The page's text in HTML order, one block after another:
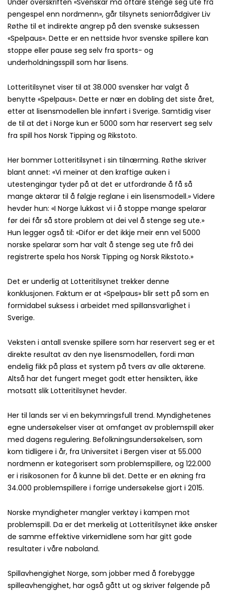
pengespel enn nordmenn», går tilsynets seniorrådgiver Liv
Røthe til et indirekte angrep på den svenske suksessen
«Spelpaus». Dette er en nettside hvor svenske spillere kan
stoppe eller pause seg selv fra sports- og
underholdningsspill som har lisens.
Lotteritilsynet viser til at 38.000 svensker har valgt å
benytte «Spelpaus». Dette er nær en dobling det siste året,
etter at lisensmodellen ble innført i Sverige. Samtidig viser
de til at det i Norge kun er 5000 som har reservert seg selv
fra spill hos Norsk Tipping og Rikstoto.
Her bommer Lotteritilsynet i sin tilnærming. Røthe skriver
blant annet: «Vi meiner at den kraftige auken i
utestengingar tyder på at det er utfordrande å få så
mange aktørar til å følgje reglane i ein lisensmodell.» Videre
hevder hun: «I Norge lukkast vi i å stoppe mange spelarar
før dei får så store problem at dei vel å stenge seg ute.»
Hun legger også til: «Difor er det ikkje meir enn vel 5000
norske spelarar som har valt å stenge seg ute frå dei
registrerte spela hos Norsk Tipping og Norsk Rikstoto.»
Det er underlig at Lotteritilsynet trekker denne
konklusjonen. Faktum er at «Spelpaus» blir sett på som en
formidabel suksess i arbeidet med spillansvarlighet i
Sverige.
Veksten i antall svenske spillere som har reservert seg er et
direkte resultat av den nye lisensmodellen, fordi man
endelig fikk på plass et system på tvers av alle aktørene.
Altså har det fungert meget godt etter hensikten, ikke
motsatt slik Lotteritilsynet hevder.
Her til lands ser vi en bekymringsfull trend. Myndighetenes
egne undersøkelser viser at omfanget av problemspill øker
med dagens regulering. Befolkningsundersøkelsen, som
kom tidligere i år, fra Universitet i Bergen viser at 55.000
nordmenn er kategorisert som problemspillere, og 122.000
er i risikosonen for å kunne bli det. Dette er en økning fra
34.000 problemspillere i forrige undersøkelse gjort i 2015.
Norske myndigheter mangler verktøy i kampen mot
problemspill. Da er det merkelig at Lotteritilsynet ikke ønsker
de samme effektive virkemidlene som har gitt gode
resultater i våre naboland.
Spillavhengighet Norge, som jobber med å forebygge
spilleavhengighet, har også gått ut og skriver følgende på